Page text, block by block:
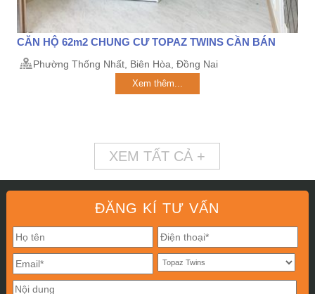
CĂN HỘ 62m2 CHUNG CƯ TOPAZ TWINS CẦN BÁN
Phường Thống Nhất, Biên Hòa, Đồng Nai
Xem thêm...
XEM TẤT CẢ +
ĐĂNG KÍ TƯ VẤN